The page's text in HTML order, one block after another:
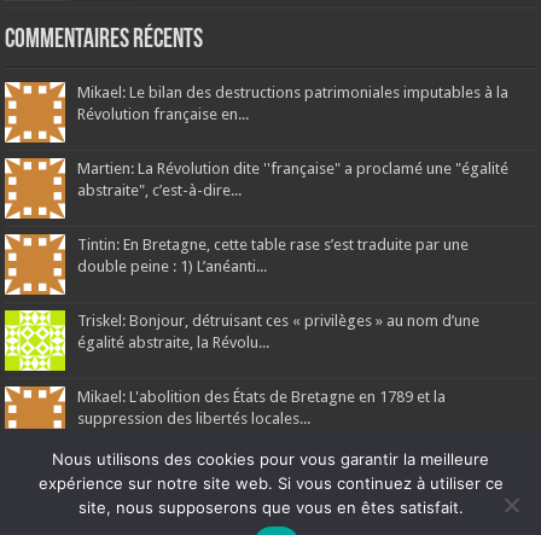
Commentaires récents
Mikael: Le bilan des destructions patrimoniales imputables à la
Révolution française en...
Martien: La Révolution dite ''française" a proclamé une "égalité
abstraite", c’est-à-dire...
Tintin: En Bretagne, cette table rase s’est traduite par une
double peine : 1) L’anéanti...
Triskel: Bonjour, détruisant ces « privilèges » au nom d’une
égalité abstraite, la Révolu...
Mikael: L'abolition des États de Bretagne en 1789 et la
suppression des libertés locales...
Nous utilisons des cookies pour vous garantir la meilleure
expérience sur notre site web. Si vous continuez à utiliser ce
site, nous supposerons que vous en êtes satisfait.